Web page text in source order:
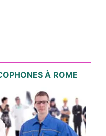
À ROME